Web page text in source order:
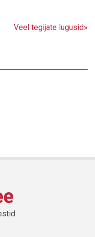
Veel tegijate lugusid»